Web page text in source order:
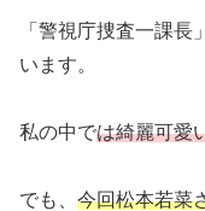
「警視庁捜査一課
います。
私の中では綺麗可愛
でも、 今回松本若菜